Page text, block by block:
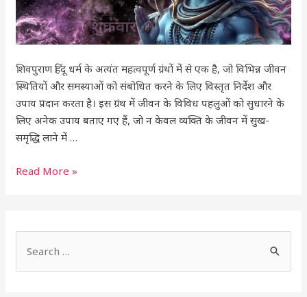
शिवपुराण हिंदू धर्म के अत्यंत महत्वपूर्ण ग्रंथों में से एक है, जो विभिन्न जीवन
स्थितियों और समस्याओं को संबोधित करने के लिए विस्तृत निर्देश और
उपाय प्रदान करता है। इस ग्रंथ में जीवन के विविध पहलुओं को सुधारने के
लिए अनेक उपाय बताए गए हैं, जो न केवल व्यक्ति के जीवन में सुख-
समृद्धि लाने में …
Read More »
e